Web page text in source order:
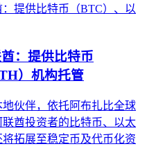
：提供比特币
）机构托管
伙伴，依托阿布扎比全球
酋投资者的比特币、以太
拓展至稳定币及代币化资